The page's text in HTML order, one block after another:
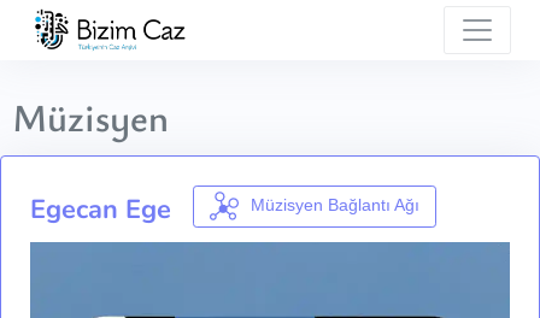
Müzisyen
Egecan Ege Müzisyen Bağlantı Ağı